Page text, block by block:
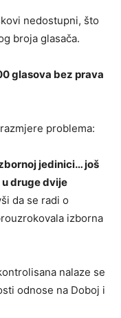
nedostupni, što
broja glasača.
glasova bez prava
problema:
jedinici… još
druge dvije
da se radi o
izborna
nalaze se
odnose na Doboj i